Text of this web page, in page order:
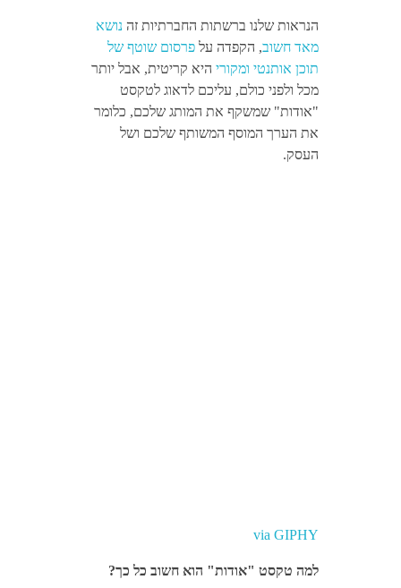
הנראות שלנו ברשתות החברתיות זה נושא
מאד חשוב, הקפדה על פרסום שוטף של
תוכן אותנטי ומקוריהיא קריטית, אבל יותר
מכל ולפני כולם, עליכם לדאוג לטקסט
"אודות" שמשקף את המותג שלכם, כלומר
את הערך המוסף המשותף שלכם ושל
העסק.
via GIPHY
למה טקסט "אודות" הוא חשוב כל כך?